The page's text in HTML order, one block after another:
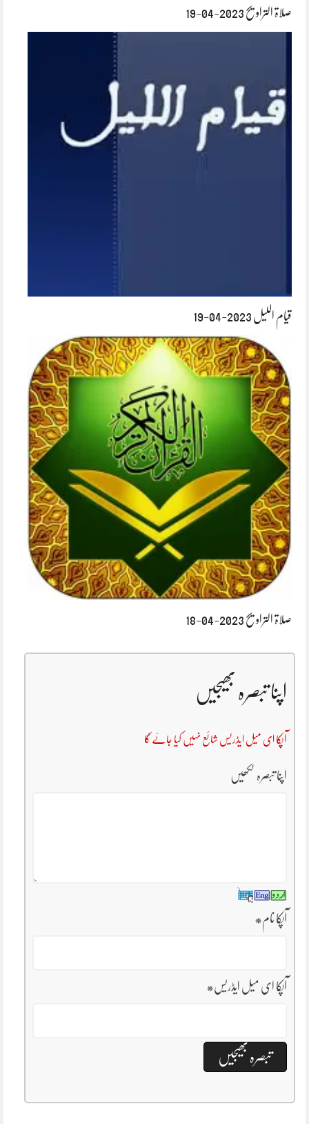
صلاۃ التراویح 2023-04-19
قیام اللیل 2023-04-19
صلاۃ التراویح 2023-04-18
اپنا تبصرہ بھیجیں
آپکا ای میل ایڈریس شائع نہیں کیا جائے گا
اپنا تبصرہ لکھیں
آپکا نام*
آپکا ای میل ایڈریس*